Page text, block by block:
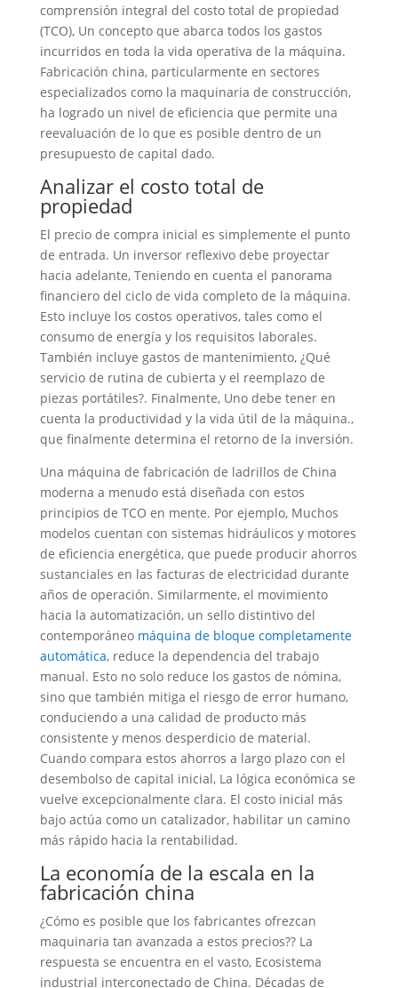
comprensión integral del costo total de propiedad
(TCO), Un concepto que abarca todos los gastos
incurridos en toda la vida operativa de la máquina.
Fabricación china, particularmente en sectores
especializados como la maquinaria de construcción,
ha logrado un nivel de eficiencia que permite una
reevaluación de lo que es posible dentro de un
presupuesto de capital dado.
Analizar el costo total de
propiedad
El precio de compra inicial es simplemente el punto
de entrada. Un inversor reflexivo debe proyectar
hacia adelante, Teniendo en cuenta el panorama
financiero del ciclo de vida completo de la máquina.
Esto incluye los costos operativos, tales como el
consumo de energía y los requisitos laborales.
También incluye gastos de mantenimiento, ¿Qué
servicio de rutina de cubierta y el reemplazo de
piezas portátiles?. Finalmente, Uno debe tener en
cuenta la productividad y la vida útil de la máquina.,
que finalmente determina el retorno de la inversión.
Una máquina de fabricación de ladrillos de China
moderna a menudo está diseñada con estos
principios de TCO en mente. Por ejemplo, Muchos
modelos cuentan con sistemas hidráulicos y motores
de eficiencia energética, que puede producir ahorros
sustanciales en las facturas de electricidad durante
años de operación. Similarmente, el movimiento
hacia la automatización, un sello distintivo del
contemporáneo máquina de bloque completamente
automática, reduce la dependencia del trabajo
manual. Esto no solo reduce los gastos de nómina,
sino que también mitiga el riesgo de error humano,
conduciendo a una calidad de producto más
consistente y menos desperdicio de material.
Cuando compara estos ahorros a largo plazo con el
desembolso de capital inicial, La lógica económica se
vuelve excepcionalmente clara. El costo inicial más
bajo actúa como un catalizador, habilitar un camino
más rápido hacia la rentabilidad.
La economía de la escala en la
fabricación china
¿Cómo es posible que los fabricantes ofrezcan
maquinaria tan avanzada a estos precios?? La
respuesta se encuentra en el vasto, Ecosistema
industrial interconectado de China. Décadas de